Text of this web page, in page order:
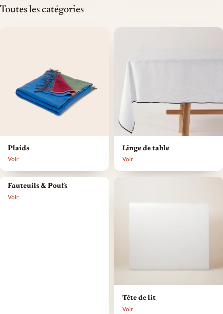
Toutes les catégories
Plaids
Voir
Linge de table
Voir
Fauteuils & Poufs
Voir
Tête de lit
Voir